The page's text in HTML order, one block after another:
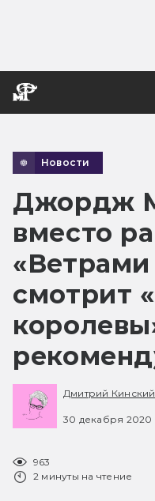
Новости
Джордж
вместо
смотрит
Дмитрий Кинский
30 декабря 2020
963
2 минуты на чтение